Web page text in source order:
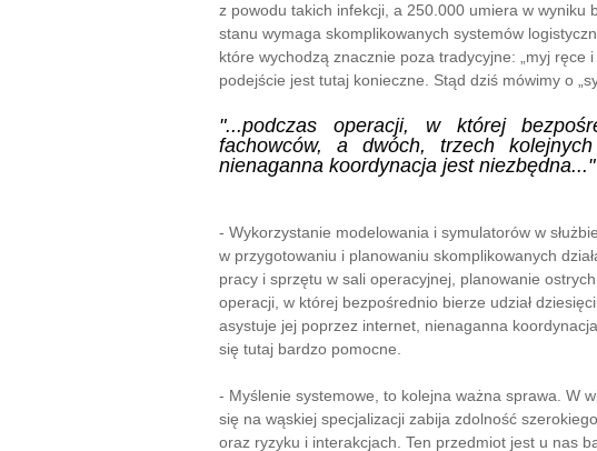
z powodu takich infekcji, a 250.000 umiera w wyniku
stanu wymaga skomplikowanych systemów
które wychodzą znacznie poza tradycyjne: „myj ręce
podejście jest tutaj konieczne. Stąd dziś mówimy o
"...podczas operacji, w której
fachowców, a dwóch, trzech
nienaganna koordynacja jest niezbędna..."
- Wykorzystanie modelowania i symulatorów w
w przygotowaniu i planowaniu skomplikowanych
pracy i sprzętu w sali operacyjnej, planowanie
operacji, w której bezpośrednio bierze udział
asystuje jej poprzez internet, nienaganna
się tutaj bardzo pomocne.
- Myślenie systemowe, to kolejna ważna sprawa. W
się na wąskiej specjalizacji zabija zdolność
oraz ryzyku i interakcjach. Ten przedmiot jest u nas